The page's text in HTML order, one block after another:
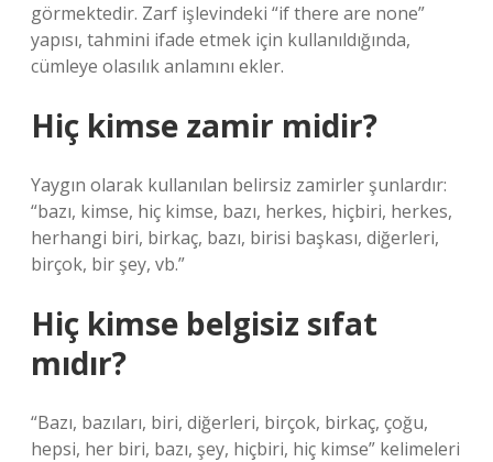
görmektedir. Zarf işlevindeki “if there are none”
yapısı, tahmini ifade etmek için kullanıldığında,
cümleye olasılık anlamını ekler.
Hiç kimse zamir midir?
Yaygın olarak kullanılan belirsiz zamirler şunlardır:
“bazı, kimse, hiç kimse, bazı, herkes, hiçbiri, herkes,
herhangi biri, birkaç, bazı, birisi başkası, diğerleri,
birçok, bir şey, vb.”
Hiç kimse belgisiz sıfat
mıdır?
“Bazı, bazıları, biri, diğerleri, birçok, birkaç, çoğu,
hepsi, her biri, bazı, şey, hiçbiri, hiç kimse” kelimeleri